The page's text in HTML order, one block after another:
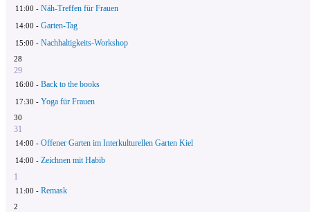
11:00 - Näh-Treffen für Frauen
14:00 - Garten-Tag
15:00 - Nachhaltigkeits-Workshop
28
29
16:00 - Back to the books
17:30 - Yoga für Frauen
30
31
14:00 - Offener Garten im Interkulturellen Garten Kiel
14:00 - Zeichnen mit Habib
1
11:00 - Remask
2